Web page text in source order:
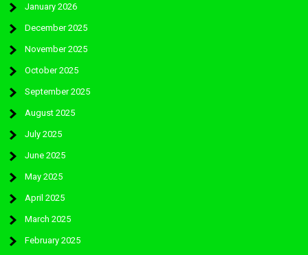
January 2026
December 2025
November 2025
October 2025
September 2025
August 2025
July 2025
June 2025
May 2025
April 2025
March 2025
February 2025